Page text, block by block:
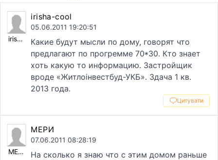
irisha-cool
irisha-cool
05.06.2011 19:20:51
Какие будут мысли по дому, говорят что
предлагают по прогремме 70*30. Кто знает
хоть какую то информацию. Застройщик
вроде «Житлоiнвестбуд-УКБ». Здача 1 кв.
2013 года.
Цитувати
МЕРИ
МЕРИ
07.06.2011 08:28:19
На сколько я знаю что с этим домом раньше